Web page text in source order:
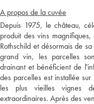
A propos de la cuvée
Depuis 1975, le château,
produit des vins
Rothschild et désormais de
grand vin, les parcelles
drainant et bénéficient de
des parcelles est installée
les plus vieilles vignes
extraordinaires. Après des